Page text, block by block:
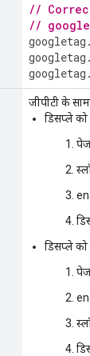
//
//
googletag .
googletag .
googletag .
जीपीटी के
डिसप्ले
डिसप्ले